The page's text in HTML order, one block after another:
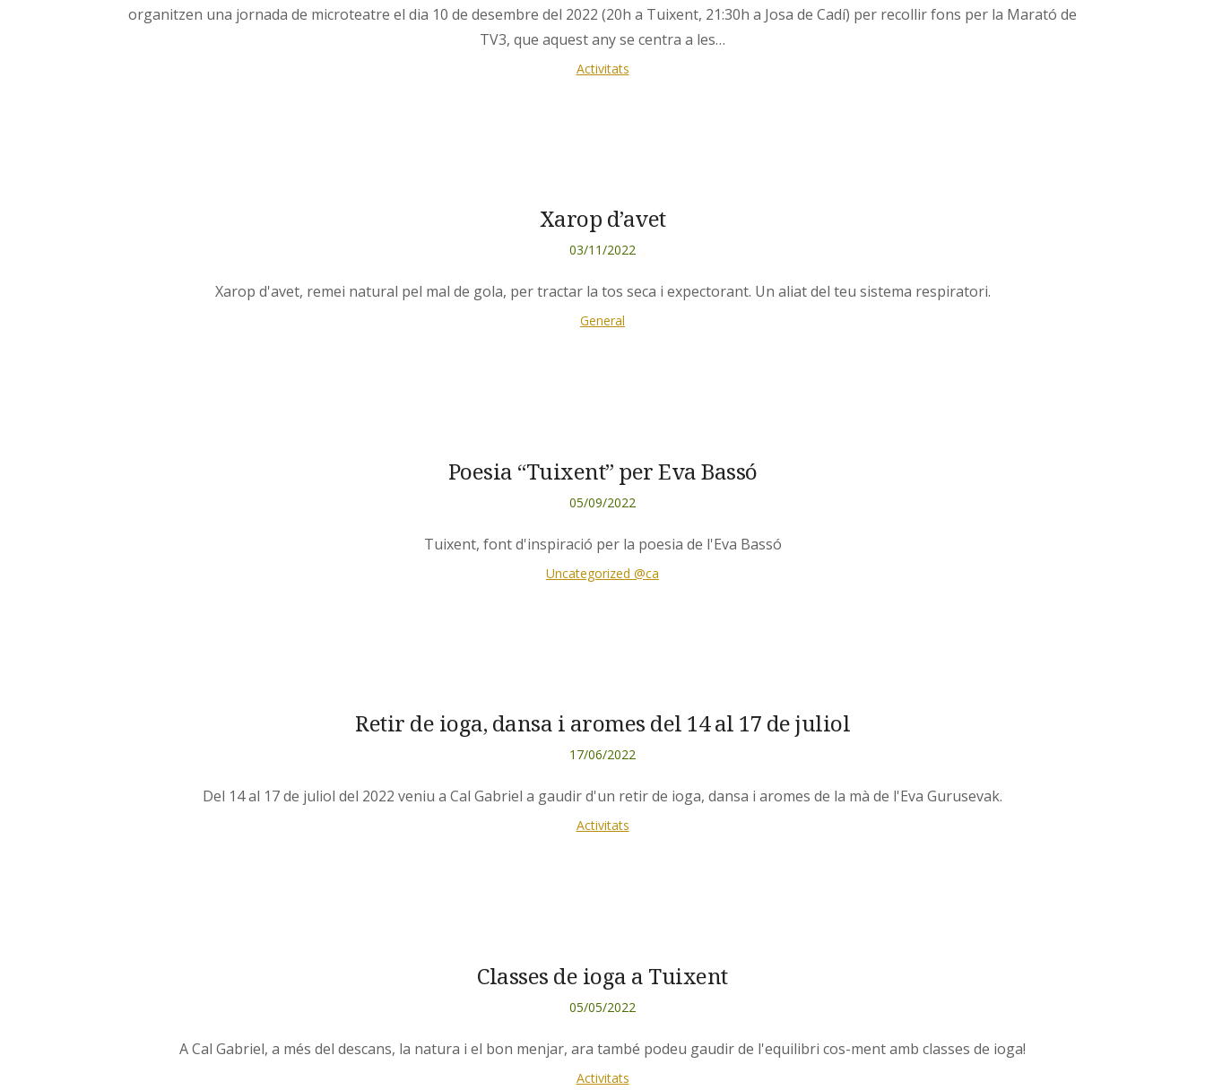
organitzen una jornada de microteatre el dia 10 de desembre del 2022 (20h a Tuixent, 21:30h a Josa de Cadí) per recollir fons per la Marató de
TV3, que aquest any se centra a les…
Activitats
Xarop d’avet
03/11/2022
Xarop d'avet, remei natural pel mal de gola, per tractar la tos seca i expectorant. Un aliat del teu sistema respiratori.
General
Poesia “Tuixent” per Eva Bassó
05/09/2022
Tuixent, font d'inspiració per la poesia de l'Eva Bassó
Uncategorized @ca
Retir de ioga, dansa i aromes del 14 al 17 de juliol
17/06/2022
Del 14 al 17 de juliol del 2022 veniu a Cal Gabriel a gaudir d'un retir de ioga, dansa i aromes de la mà de l'Eva Gurusevak.
Activitats
Classes de ioga a Tuixent
05/05/2022
A Cal Gabriel, a més del descans, la natura i el bon menjar, ara també podeu gaudir de l'equilibri cos-ment amb classes de ioga!
Activitats